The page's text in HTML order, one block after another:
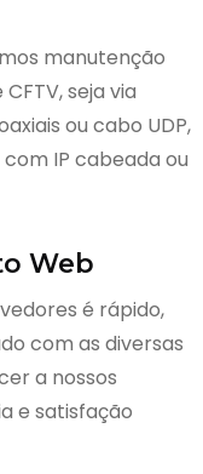
manutenção
seja via
ou cabo UDP,
IP cabeada ou
Web
é rápido,
com as diversas
a nossos
e satisfação